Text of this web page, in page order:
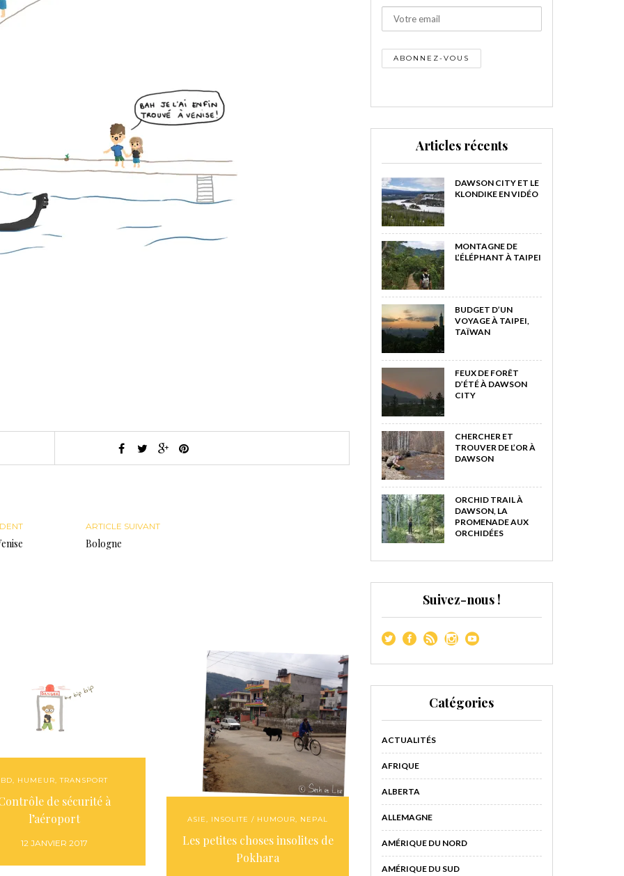
ARTICLE SUIVANT
Bologne
BD, HUMEUR,TRANSPORT
de sécurité à
l’aéroport
12 JANVIER 2017
ASIE, INSOLITE / HUMOUR, NEPAL
Les petites choses insolites de
Pokhara
Articles récents
DAWSON CITY ET LE
KLONDIKE EN VIDÉO
MONTAGNE DE
L’ÉLÉPHANT À TAIPEI
BUDGET D’UN
VOYAGE À TAIPEI,
TAÏWAN
FEUX DE FORÊT
D’ÉTÉ À DAWSON
CITY
CHERCHER ET
TROUVER DE L’OR À
DAWSON
ORCHID TRAIL À
DAWSON, LA
PROMENADE AUX
ORCHIDÉES
Suivez-nous !
Catégories
ACTUALITÉS
AFRIQUE
ALBERTA
ALLEMAGNE
AMÉRIQUE DU NORD
AMÉRIQUE DU SUD